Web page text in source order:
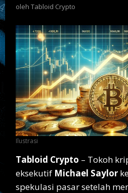
Tabloid
Crypto
oleh Tabloid Crypto
Ilustrasi
Tabloid Crypto – Tokoh
eksekutif Michael Saylor
spekulasi pasar setelah